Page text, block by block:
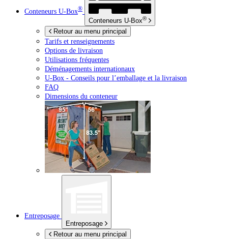
Conteneurs U-Box®
Conteneurs U-Box®
Retour au menu principal
Tarifs et renseignements
Options de livraison
Utilisations fréquentes
Déménagements internationaux
U-Box - Conseils pour l’emballage et la livraison
FAQ
Dimensions du conteneur
Entreposage
Entreposage
Retour au menu principal